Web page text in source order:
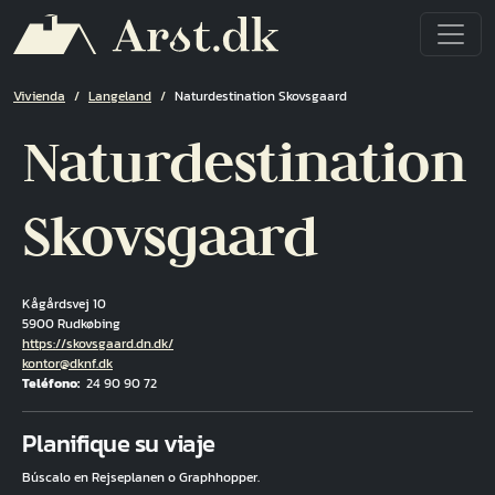
Ruta de navegación
Vivienda Langeland Naturdestination Skovsgaard
Naturdestination
Skovsgaard
Kågårdsvej 10
5900 Rudkøbing
Hjemmeside
https://skovsgaard.dn.dk/
Correo electrónico
kontor@dknf.dk
Teléfono 24 90 90 72
Planifique su viaje
Búscalo en Rejseplanen o Graphhopper.